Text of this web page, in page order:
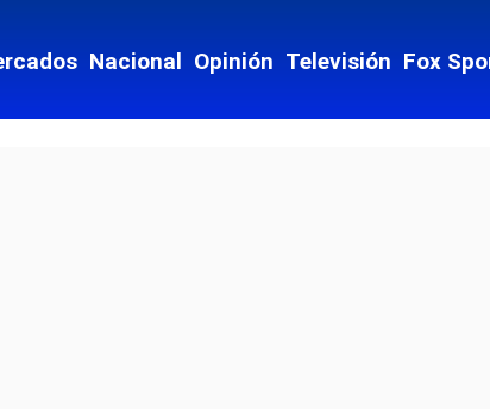
Nacional Opinión Televisión Fox